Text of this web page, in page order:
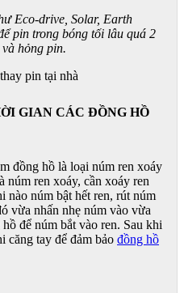
Eco-drive, Solar, Earth
pin trong bóng tối lâu quá 2
hỏng pin.
GIAN CÁC ĐỒNG HỒ
đồng hồ là loại núm ren xoáy
núm ren xoáy, cần xoáy ren
nào núm bật hết ren, rút núm
vừa nhấn nhẹ núm vào vừa
để núm bắt vào ren. Sau khi
căng tay để đảm bảo đồng hồ